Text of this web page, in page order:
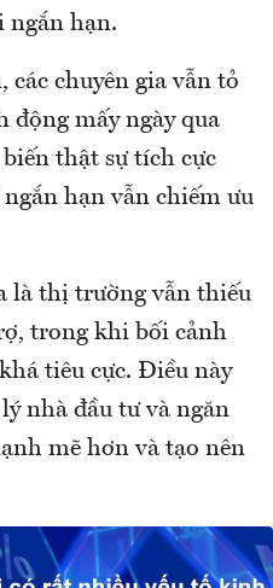
ngắn hạn.
các chuyên gia vẫn tỏ
động mấy ngày qua
thật sự tích cực
hạn vẫn chiếm ưu
là thị trường vẫn thiếu
trong khi bối cảnh
tiêu cực. Điều này
nhà đầu tư và ngăn
mẽ hơn và tạo nên